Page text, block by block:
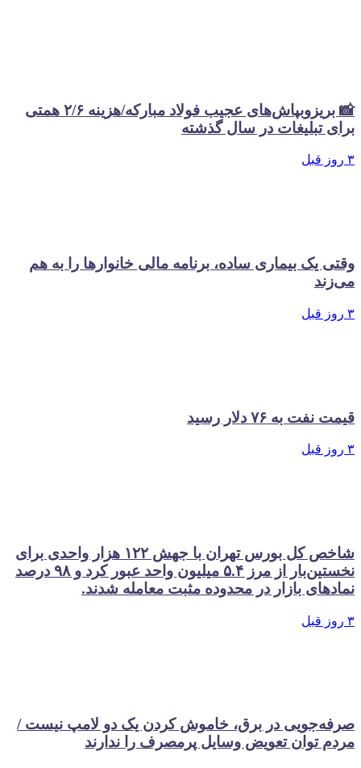
📸 بریزوبپاش‌های عجیب فولاد مبارکه/هزینه ۲/۶ همتی
در سال گذشته
بیماری ساده، برنامه مالی خانوارها را به هم
۷۶ دلار رسید
شاخص کل بورس تهران با جهش ۱۲۲ هزار واحدی برای
نخستین‌بار از مرز ۵.۴ میلیون واحد عبور کرد و ۹۸ درصد
بازار در محدوده مثبت معامله شدند.
در برق، خاموش کردن یک دو لامپ نیست /
تعویض وسایل پرمصرف را ندارند